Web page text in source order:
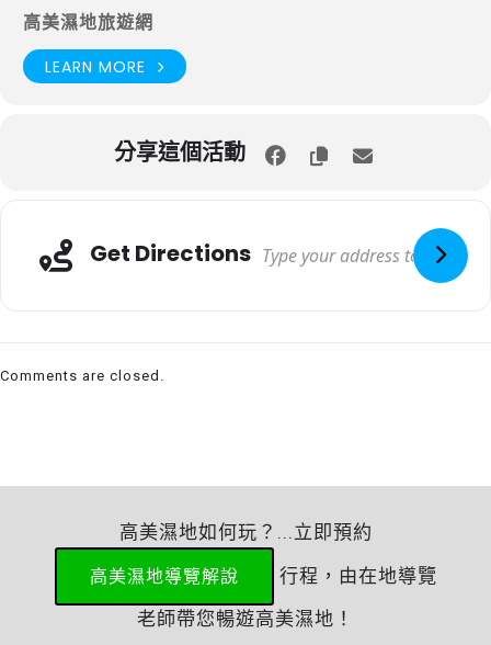
高美濕地旅遊網
LEARN MORE
分享這個活動
Get Directions
Comments are closed.
高美濕地如何玩？...立即預約
高美濕地導覽解說
行程，由在地導覽
老師帶您暢遊高美濕地！